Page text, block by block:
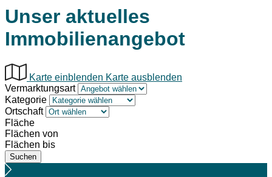
Unser aktuelles
Immobilienangebot
Karte einblenden Karte ausblenden
Vermarktungsart
Kategorie
Ortschaft
Fläche
Flächen von
Flächen bis